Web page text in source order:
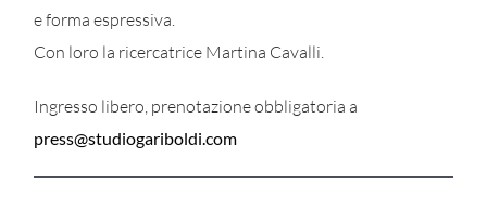
e forma espressiva.
Con loro la ricercatrice Martina Cavalli.
Ingresso libero, prenotazione obbligatoria a
press@studiogariboldi.com